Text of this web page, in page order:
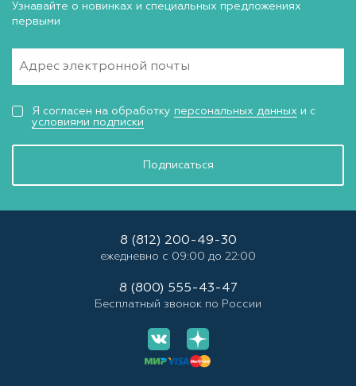
Узнавайте о новинках и специальных предложениях
первыми
Подписаться
Я согласен на обработку персональных данных и с
условиями подписки
8 (812) 200-49-30
ежедневно с 09:00 до 22:00
8 (800) 555-43-47
Бесплатный звонок по России